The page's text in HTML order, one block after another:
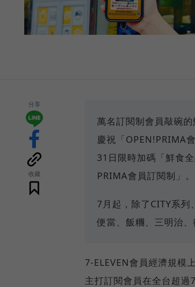
分享
收藏
萬名訂閱制會員敲碗
慶祝「OPEN!PRIMA
31日限時加碼「鮮食
PRIMA會員訂閱制」。
7月起，除了CITY系
便當、飯糰、三明治
7-ELEVEN會員經濟規模
主打訂閱會員在全台超